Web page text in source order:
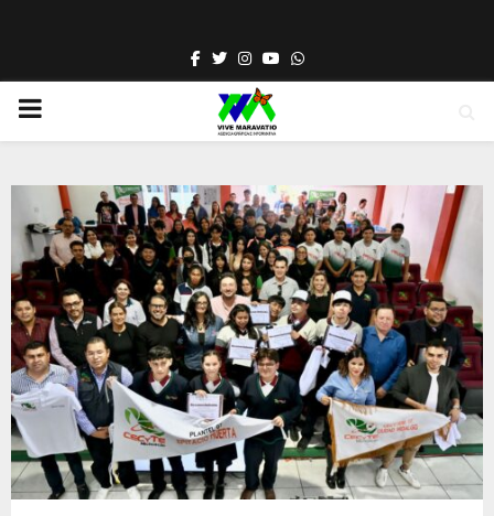
Facebook
TwitterInstagram
YoutubeWhatsapp
PRIMARY